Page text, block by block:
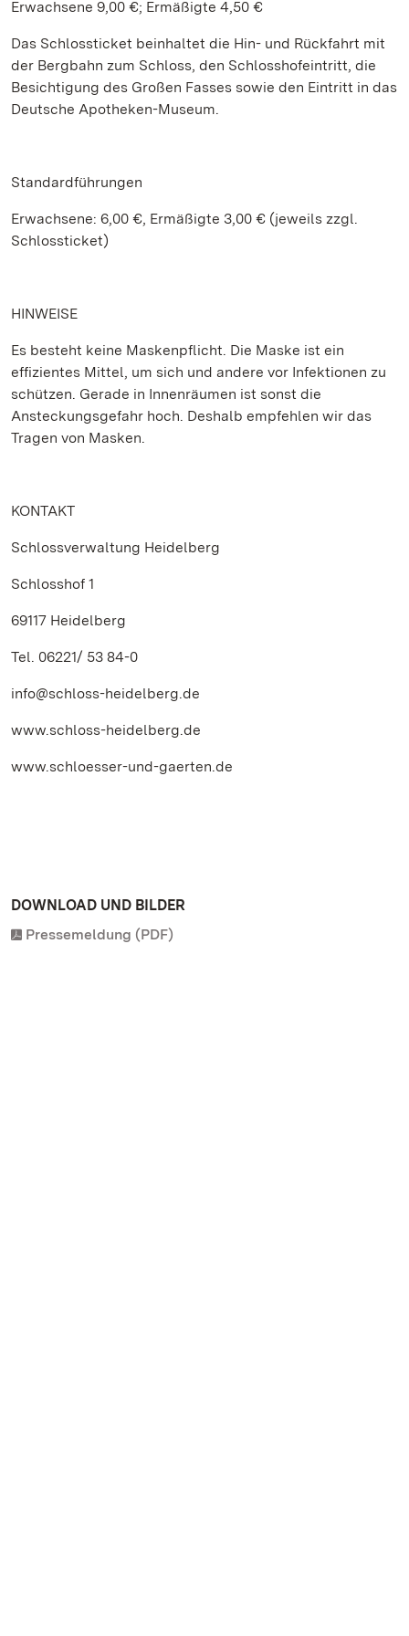
Erwachsene 9,00 €; Ermäßigte 4,50 €
Das Schlossticket beinhaltet die Hin- und Rückfahrt mit
der Bergbahn zum Schloss, den Schlosshofeintritt, die
Besichtigung des Großen Fasses sowie den Eintritt in das
Deutsche Apotheken-Museum.
Standardführungen
Erwachsene: 6,00 €, Ermäßigte 3,00 € (jeweils zzgl.
Schlossticket)
HINWEISE
Es besteht keine Maskenpflicht. Die Maske ist ein
effizientes Mittel, um sich und andere vor Infektionen zu
schützen. Gerade in Innenräumen ist sonst die
Ansteckungsgefahr hoch. Deshalb empfehlen wir das
Tragen von Masken.
KONTAKT
Schlossverwaltung Heidelberg
Schlosshof 1
69117 Heidelberg
Tel. 06221/ 53 84-0
info@schloss-heidelberg.de
www.schloss-heidelberg.de
www.schloesser-und-gaerten.de
DOWNLOAD UND BILDER
Pressemeldung (PDF)